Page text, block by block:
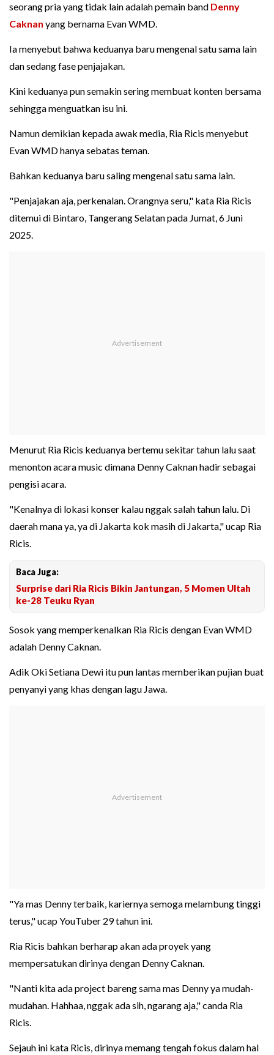
seorang pria yang tidak lain adalah pemain band Denny
Caknan yang bernama Evan WMD.
Ia menyebut bahwa keduanya baru mengenal satu sama lain
dan sedang fase penjajakan.
Kini keduanya pun semakin sering membuat konten bersama
sehingga menguatkan isu ini.
Namun demikian kepada awak media, Ria Ricis menyebut
Evan WMD hanya sebatas teman.
Bahkan keduanya baru saling mengenal satu sama lain.
"Penjajakan aja, perkenalan. Orangnya seru," kata Ria Ricis
ditemui di Bintaro, Tangerang Selatan pada Jumat, 6 Juni
2025.
Menurut Ria Ricis keduanya bertemu sekitar tahun lalu saat
menonton acara music dimana Denny Caknan hadir sebagai
pengisi acara.
"Kenalnya di lokasi konser kalau nggak salah tahun lalu. Di
daerah mana ya, ya di Jakarta kok masih di Jakarta," ucap Ria
Ricis.
Baca Juga:
Surprise dari Ria Ricis Bikin Jantungan, 5 Momen Ultah
ke-28 Teuku Ryan
Sosok yang memperkenalkan Ria Ricis dengan Evan WMD
adalah Denny Caknan.
Adik Oki Setiana Dewi itu pun lantas memberikan pujian buat
penyanyi yang khas dengan lagu Jawa.
"Ya mas Denny terbaik, kariernya semoga melambung tinggi
terus," ucap YouTuber 29 tahun ini.
Ria Ricis bahkan berharap akan ada proyek yang
mempersatukan dirinya dengan Denny Caknan.
"Nanti kita ada project bareng sama mas Denny ya mudah-
mudahan. Hahhaa, nggak ada sih, ngarang aja," canda Ria
Ricis.
Sejauh ini kata Ricis, dirinya memang tengah fokus dalam hal